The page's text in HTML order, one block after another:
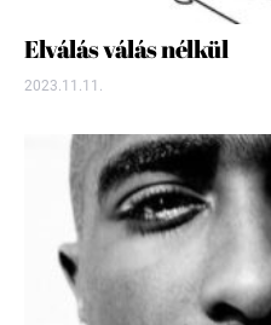
Elválás válás nélkül
2023.11.11.